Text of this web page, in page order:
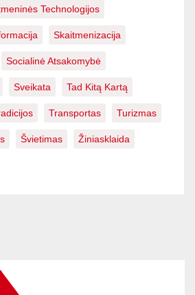
Technologijos
Skaitmenizacija
Socialinė Atsakomybė
Sveikata Tad Kitą Kartą
Transportas Turizmas
Švietimas Žiniasklaida